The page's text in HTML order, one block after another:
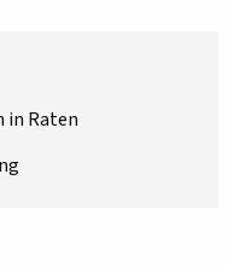
in Raten